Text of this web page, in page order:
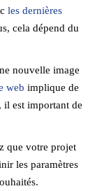
les dernières
cela dépend du
nouvelle image
web implique de
il est important de
que votre projet
les paramètres